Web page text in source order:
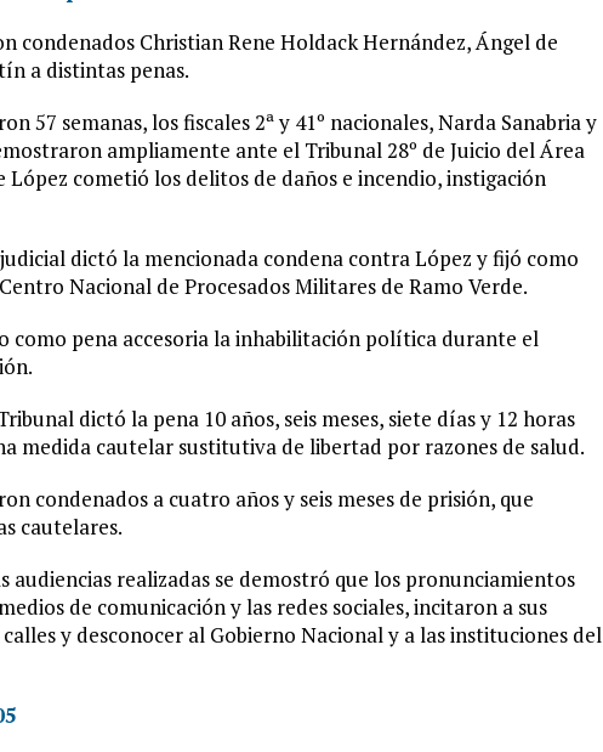
condenados Christian Rene Holdack Hernández, Ángel de
a distintas penas.
57 semanas, los fiscales 2ª y 41º nacionales, Narda Sanabria y
ampliamente ante el Tribunal 28º de Juicio del Área
cometió los delitos de daños e incendio, instigación
dictó la mencionada condena contra López y fijó como
Nacional de Procesados Militares de Ramo Verde.
como pena accesoria la inhabilitación política durante el
dictó la pena 10 años, seis meses, siete días y 12 horas
medida cautelar sustitutiva de libertad por razones de salud.
condenados a cuatro años y seis meses de prisión, que
cautelares.
audiencias realizadas se demostró que los pronunciamientos
de comunicación y las redes sociales, incitaron a sus
y desconocer al Gobierno Nacional y a las instituciones del